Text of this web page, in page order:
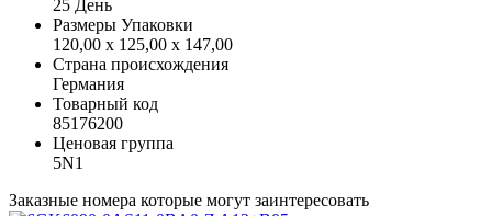
25 День
Размеры Упаковки
120,00 x 125,00 x 147,00
Страна происхождения
Германия
Товарный код
85176200
Ценовая группа
5N1
Заказные номера которые могут заинтересовать